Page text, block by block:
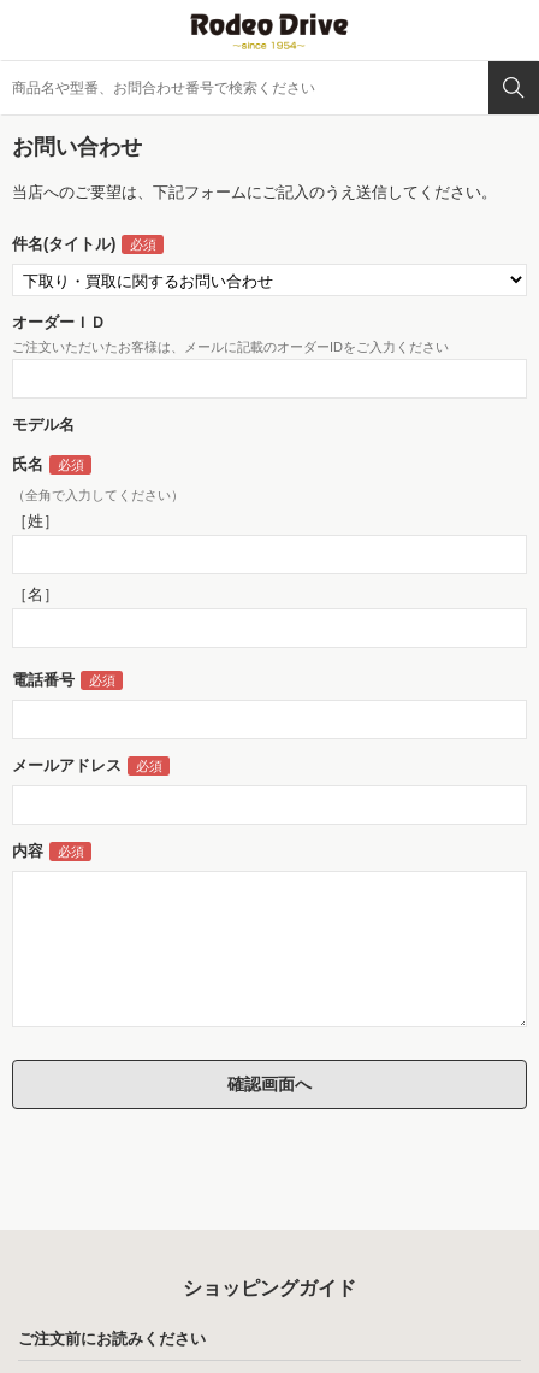
お問い合わせ
当店へのご要望は、下記フォームにご記入のうえ送信してください。
件名(タイトル)
オーダーＩＤ
ご注文いただいたお客様は、メールに記載のオーダーIDをご入力ください
モデル名
氏名
（全角で入力してください）
［姓］
［名］
電話番号
メールアドレス
内容
ショッピングガイド
ご注文前にお読みください